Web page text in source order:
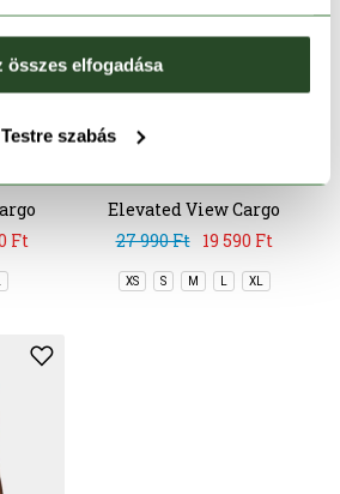
összes elfogadása
Testre szabás
Ft
Elevated View Cargo
Skort
27 990 Ft 19 590 Ft
XS S M L XL